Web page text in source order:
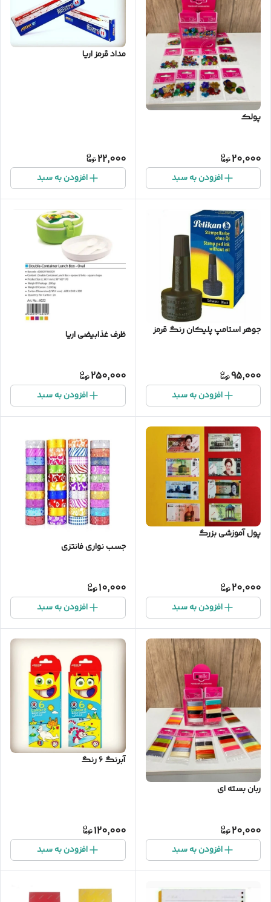
پولک
20,000
افزودن به سبد
مداد قرمز اریا
22,000
افزودن به سبد
جوهر استامپ پلیکان رنگ قرمز
95,000
افزودن به سبد
ظرف غذابیضی اریا
250,000
افزودن به سبد
پول آموزشی بزرگ
20,000
افزودن به سبد
جسب نواری فانتزی
10,000
افزودن به سبد
ربان بسته ای
20,000
افزودن به سبد
آبرنگ ۶ رنگ
120,000
افزودن به سبد